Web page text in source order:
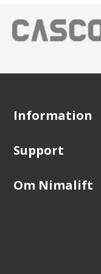
Information
Support
Om Nimalift